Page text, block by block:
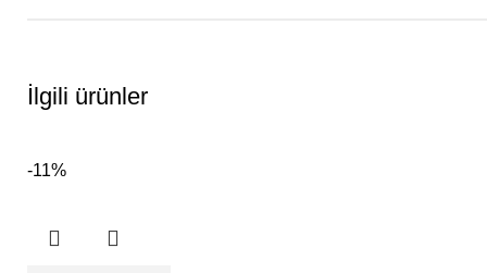
İlgili ürünler
-11%